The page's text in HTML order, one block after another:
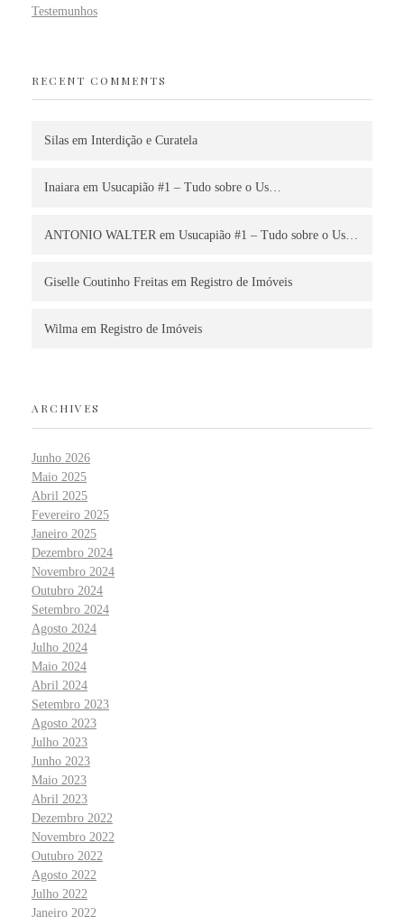
Testemunhos
RECENT COMMENTS
Silas em Interdição e Curatela
Inaiara em Usucapião #1 – Tudo sobre o Us…
ANTONIO WALTER em Usucapião #1 – Tudo sobre o Us…
Giselle Coutinho Freitas em Registro de Imóveis
Wilma em Registro de Imóveis
ARCHIVES
Junho 2026
Maio 2025
Abril 2025
Fevereiro 2025
Janeiro 2025
Dezembro 2024
Novembro 2024
Outubro 2024
Setembro 2024
Agosto 2024
Julho 2024
Maio 2024
Abril 2024
Setembro 2023
Agosto 2023
Julho 2023
Junho 2023
Maio 2023
Abril 2023
Dezembro 2022
Novembro 2022
Outubro 2022
Agosto 2022
Julho 2022
Janeiro 2022